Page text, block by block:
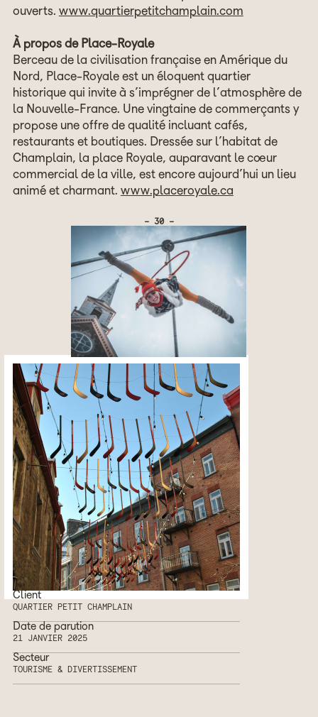
Client
QUARTIER PETIT CHAMPLAIN
Date de parution
21 JANVIER 2025
Secteur
TOURISME & DIVERTISSEMENT
ouverts. www.quartierpetitchamplain.com
À propos de Place-Royale
Berceau de la civilisation française en Amérique du
Nord, Place-Royale est un éloquent quartier
historique qui invite à s’imprégner de l’atmosphère de
la Nouvelle-France. Une vingtaine de commerçants y
propose une offre de qualité incluant cafés,
restaurants et boutiques. Dressée sur l’habitat de
Champlain, la place Royale, auparavant le cœur
commercial de la ville, est encore aujourd’hui un lieu
animé et charmant. www.placeroyale.ca
- 30 -